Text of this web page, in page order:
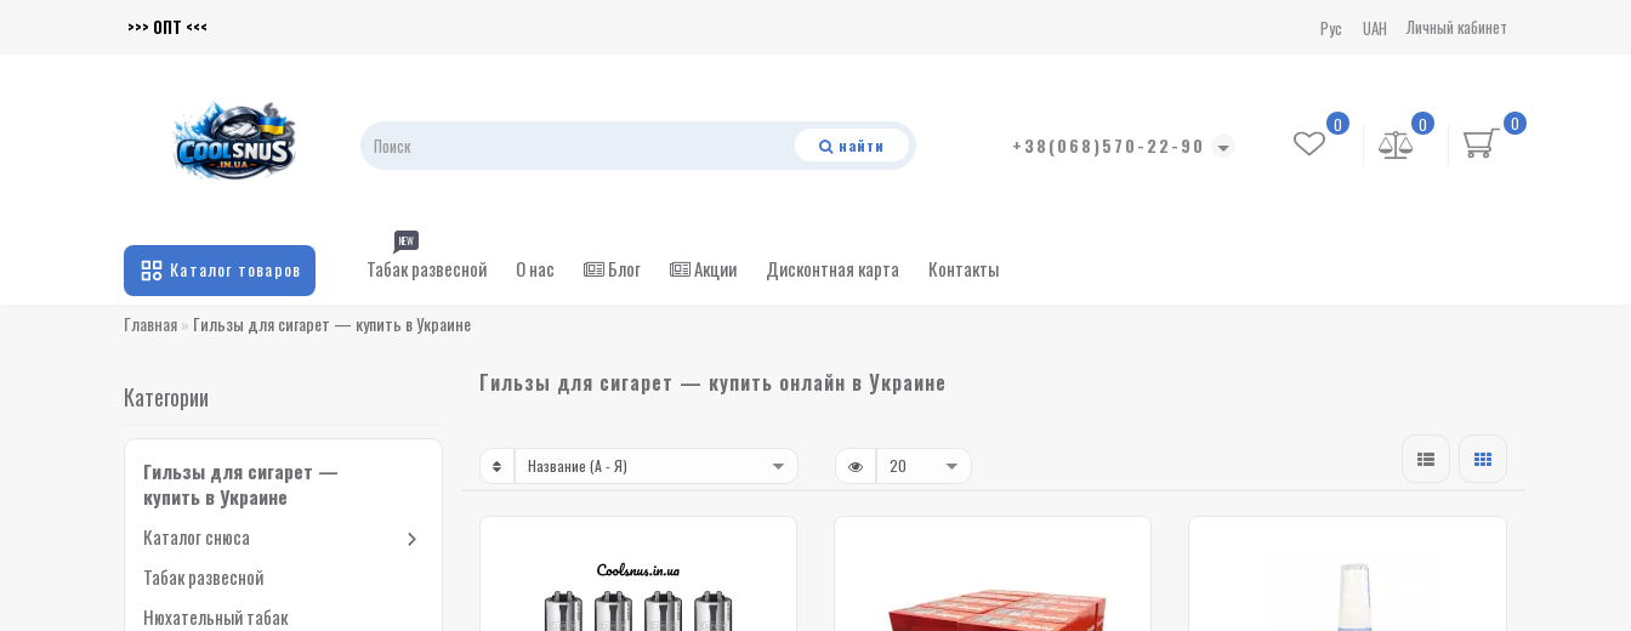
Личный кабинет
UAH
Рус
>>> ОПТ <<<
найти +38(068)570-22-90
0
0
0
Каталог товаров Табак развесной
NEW
О нас Блог Акции Дисконтная карта Контакты
Главная Гильзы для сигарет — купить в Украине
Категории
Гильзы для сигарет —
купить в Украине
Каталог снюса
Табак развесной
Нюхательный табак
Гильзы для сигарет — купить онлайн в Украине